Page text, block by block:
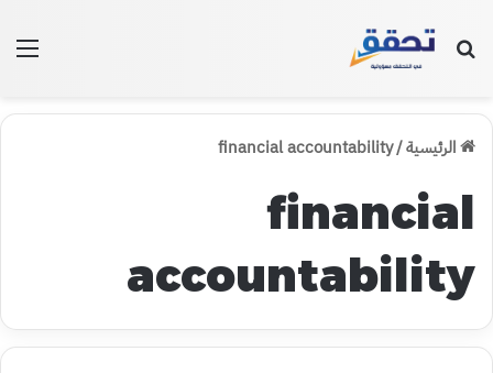
بحث عن
الرئيسية/
financial accountability
financial
accountability